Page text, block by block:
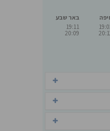
באר שבע
19:11
20:09